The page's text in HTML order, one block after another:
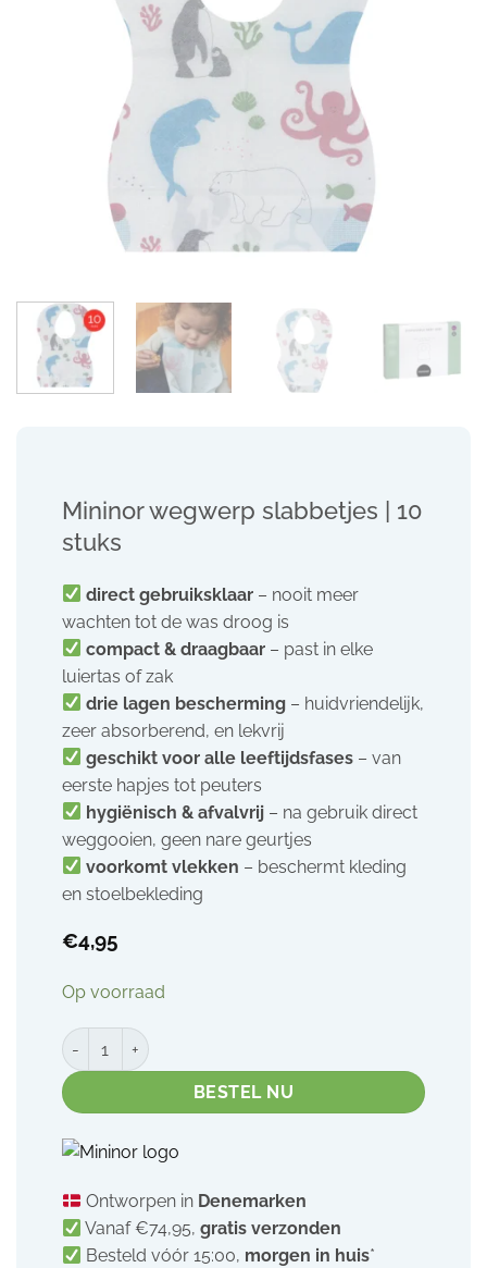
Mininor wegwerp slabbetjes | 10
stuks
direct gebruiksklaar – nooit meer
wachten tot de was droog is
compact & draagbaar – past in elke
luiertas of zak
drie lagen bescherming – huidvriendelijk,
zeer absorberend, en lekvrij
geschikt voor alle leeftijdsfases – van
eerste hapjes tot peuters
hygiënisch & afvalvrij – na gebruik direct
weggooien, geen nare geurtjes
voorkomt vlekken – beschermt kleding
en stoelbekleding
€4,95
Op voorraad
Mininor wegwerp slabbetjes | 10 stuks aantal
BESTEL NU
Ontworpen in Denemarken
Vanaf €74,95,gratis verzonden
Besteld vóór 15:00, morgen in huis*